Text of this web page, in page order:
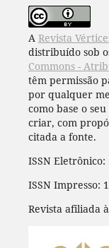
A Revista
distribuído sob
Commons -
têm permissão
por qualquer
como base o
criar, com
citada a fonte.
ISSN Eletrônico:
ISSN Impresso:
Revista afiliada